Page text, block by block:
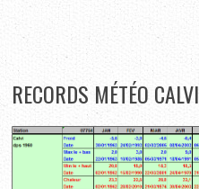
RECORDS MÉTÉO CALVI